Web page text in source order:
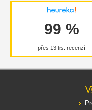
99 %
přes 13 tis. recenzí